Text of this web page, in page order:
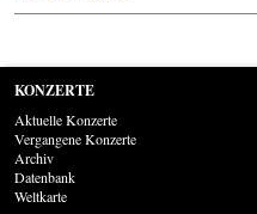
KONZERTE
Aktuelle Konzerte
Vergangene Konzerte
Archiv
Datenbank
Weltkarte